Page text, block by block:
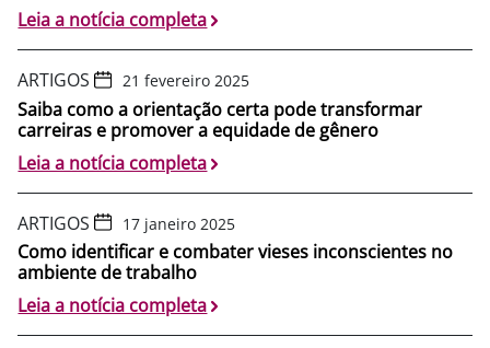
Leia a notícia completa
ARTIGOS 21 fevereiro 2025
Saiba como a orientação certa pode transformar
carreiras e promover a equidade de gênero
Leia a notícia completa
ARTIGOS 17 janeiro 2025
Como identificar e combater vieses inconscientes no
ambiente de trabalho
Leia a notícia completa